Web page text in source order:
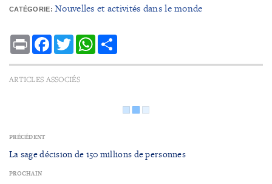
CATÉGORIE: Nouvelles et activités dans le monde
Print FacebookTwitterWhatsApp
ARTICLES ASSOCIÉS
PRÉCÉDENT
La sage décision de 150 millions de personnes
PROCHAIN